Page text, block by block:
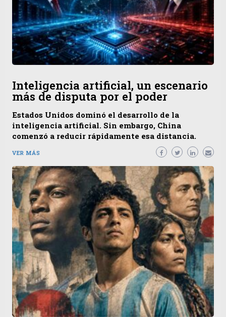
Inteligencia artificial, un escenario
más de disputa por el poder
Estados Unidos dominó el desarrollo de la
inteligencia artificial. Sin embargo, China
comenzó a reducir rápidamente esa distancia.
VER MÁS